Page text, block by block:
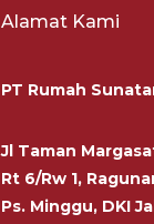
Alamat Kami
PT Rumah
Jl Taman
Rt 6/Rw 1,
Ps. Minggu, DKI